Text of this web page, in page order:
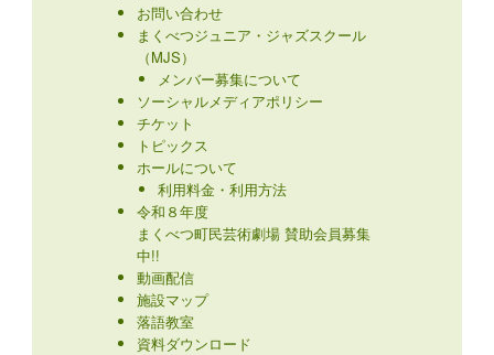
お問い合わせ
まくべつジュニア・ジャズスクール
（MJS）
メンバー募集について
ソーシャルメディアポリシー
チケット
トピックス
ホールについて
利用料金・利用方法
令和８年度
まくべつ町民芸術劇場 賛助会員募集
中!!
動画配信
施設マップ
落語教室
資料ダウンロード